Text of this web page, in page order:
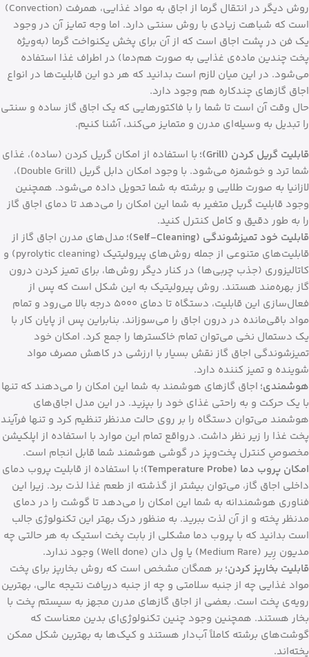
روش دیگر در انتقال گرما از اجاق به مواد غذایی، همرفت (Convection)
است که شباهت زیادی با روش سنتی دارد. اما وجه تمایز آن در وجود
یک فن در پشت اجاق است که از آن برای پخش یکنواخت گرما (به‌ویژه
پخت چندین ماده‌ی غذایی به صورت هم‌دما) در اطراف غذا استفاده
می‌شود. در این میان لازم است بدانید که هر دو این قابلیت‌ها در انواع
اجاق گازهای چندکاره هم وجود دارد.
حال وقت آن است تا شما را با فاکتورهایی که یک اجاق گاز ساده و سنتی
را تبدیل به وسیله‌ای مدرن و متمایز می‌کند، آشنا کنیم.
قابلیت گریل کردن (Grill)؛
با استفاده از امکان گریل کردن (ساده)، غذای
شما ترد و خوشمزه می‌شود. با وجود امکان دابل گریل (Double Grill)،
لازانیا به صورت طلایی و برشته به شما تحویل داده می‌شود. همچنین
وجود قابلیت گریل متغیر به شما این امکان را می‌دهد تا دمای اجاق گاز
را به طور دقیق و کامل کنترل کنید.
قابلیت خود تمیزشوندگی (Self-Cleaning)؛
مدل‌های مدرن اجاق گاز از
قابلیت‌های متنوعی از جمله روش‌های پیرولیتیک (pyrolytic cleaning) و
کاتالیزوری (جذب چربی‌ها) در کنار دیگر روش‌ها، برای تمیز کردن درون
گاز بهره‌مند هستند. روش پیرولیتیک به این شکل است که پس از
فعال‌سازی این قابلیت، دستگاه تا دمای ۵۰۰۰ درجه بالا می‌رود و تمام
مواد باقی‌مانده در درون اجاق را می‌سوزاند. بنابراین پس از پایان کار با
یک دستمال نخی می‌توان تمام خاکسترها را جمع کرد. امکان خود
تمیزشوندگی اجاق گاز نقش بسیار با ارزشی در کاهش مصرف مواد
شوینده و تمیز کننده دارد.
هوشمندی؛ اجاق گازهای هوشمند به شما این امکان را می‌دهند که تنها
با یک حرکت و به راحتی غذای خود را بپزید. در این مدل اجاق‌های
هوشمند می‌توان دستگاه را بر روی حالت مدنظر تنظیم کرد و تنها فرآیند
پخت غذا را زیر نظر داشت. درواقع تمام این موارد با استفاده از اپلکیشن
مخصوصِ کنترل پخت‌وپز در گوشی هوشمند شما قابل انجام است.
امکان پروب دما (Temperature Probe)؛
با استفاده از قابلیت پروب دمای
داخلی اجاق گاز، می‌توان بیشتر از گذشته از طعم غذا لذت برد. زیرا این
فناوری هوشمندانه به شما این امکان را می‌دهد تا گوشت را در دمای
مدنظر پخته و از آن لذت ببرید. به منظور درک بهتر این تکنولوژی جالب
است بدانید که با پروب دما مشکلی از بابت پخت استیک به هر حالتی چه
مدیون رِیر (Medium Rare) یا وِل دان (Well done) وجود ندارد.
قابلیت بخارپز کردن؛ بر همگان مشخص است که روش بخارپز برای پخت
مواد غذایی چه از جنبه سلامتی و چه از جنبه دریافت نتیجه عالی، بهترین
رویه‌ی پخت است. بعضی از اجاق گازهای مدرن مجهز به سیستم پخت با
بخار هستند. همچنین وجود چنین تکنولوژی‌ای بدین معناست که
گوشت‌های برشته کاملاً آب‌دار هستند و کیک‌ها به بهترین شکل ممکن
پخته‌اند.